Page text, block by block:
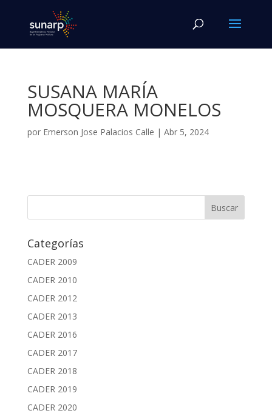
SUSANA MARÍA
MOSQUERA MONELOS
por Emerson Jose Palacios Calle | Abr 5, 2024
Categorías
CADER 2009
CADER 2010
CADER 2012
CADER 2013
CADER 2016
CADER 2017
CADER 2018
CADER 2019
CADER 2020